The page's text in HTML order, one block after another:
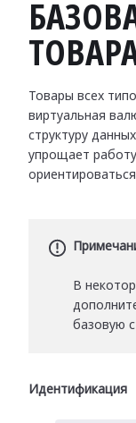
Товары всех
виртуальная
структуру
упрощает
В
базовую
Идентификация